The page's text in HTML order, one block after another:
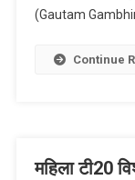
(Gautam
Continue
महिला टी20